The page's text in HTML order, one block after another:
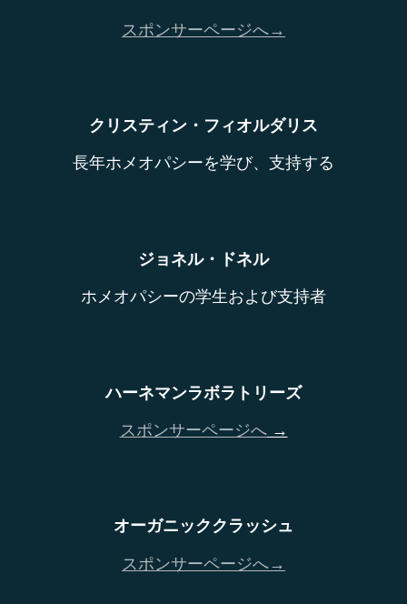
スポンサーページへ→
クリスティン・フィオルダリス
長年ホメオパシーを学び、支持する
ジョネル・ドネル
ホメオパシーの学生および支持者
ハーネマンラボラトリーズ
スポンサーページへ→
オーガニッククラッシュ
スポンサーページへ→